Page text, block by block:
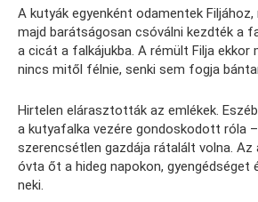
A kutyák egyenként odamentek
majd barátságosan csóválni kezdték a
a cicát a falkájukba. A rémült Filja ekkor
nincs mitől félnie, senki sem fogja
Hirtelen elárasztották az emlékek.
a kutyafalka vezére gondoskodott róla
szerencsétlen gazdája rátalált volna. Az
óvta őt a hideg napokon,
neki.